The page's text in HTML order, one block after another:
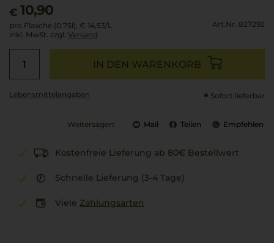
€ 10,90
pro Flasche (0.75l), € 14,53/L
inkl. MwSt. zzgl. Versand
Art.Nr. 827292
IN DEN WARENKORB
Lebensmittel­angaben Sofort lieferbar
Weitersagen: Mail Teilen Empfehlen
Kostenfreie Lieferung ab 80€ Bestellwert
Schnelle Lieferung (3-4 Tage)
Viele Zahlungsarten